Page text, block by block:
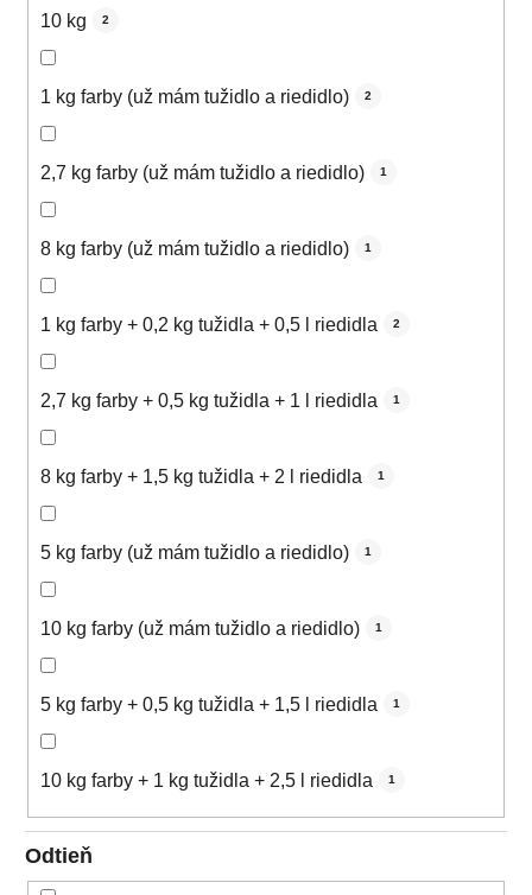
10 kg 2
1 kg farby (už mám tužidlo a riedidlo) 2
2,7 kg farby (už mám tužidlo a riedidlo) 1
8 kg farby (už mám tužidlo a riedidlo) 1
1 kg farby + 0,2 kg tužidla + 0,5 l riedidla 2
2,7 kg farby + 0,5 kg tužidla + 1 l riedidla 1
8 kg farby + 1,5 kg tužidla + 2 l riedidla 1
5 kg farby (už mám tužidlo a riedidlo) 1
10 kg farby (už mám tužidlo a riedidlo) 1
5 kg farby + 0,5 kg tužidla + 1,5 l riedidla 1
10 kg farby + 1 kg tužidla + 2,5 l riedidla 1
Odtieň